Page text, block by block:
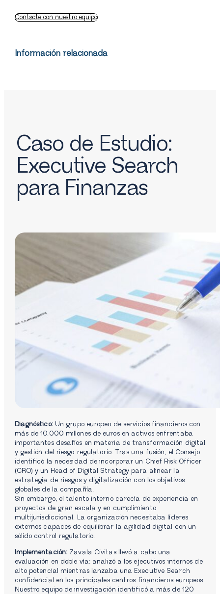
Contacte con nuestro equipo
Información relacionada
Caso de Estudio:
Executive Search
para Finanzas
Diagnóstico: Un grupo europeo de servicios financieros con
más de 10.000 millones de euros en activos enfrentaba
importantes desafíos en materia de transformación digital
y gestión del riesgo regulatorio. Tras una fusión, el Consejo
identificó la necesidad de incorporar un Chief Risk Officer
(CRO) y un Head of Digital Strategy para alinear la
estrategia de riesgos y digitalización con los objetivos
globales de la compañía.
Sin embargo, el talento interno carecía de experiencia en
proyectos de gran escala y en cumplimiento
multijurisdiccional. La organización necesitaba líderes
externos capaces de equilibrar la agilidad digital con un
sólido control regulatorio.
Implementación: Zavala Civitas llevó a cabo una
evaluación en doble vía: analizó a los ejecutivos internos de
alto potencial mientras lanzaba una Executive Search
confidencial en los principales centros financieros europeos.
Nuestro equipo de investigación identificó a más de 120